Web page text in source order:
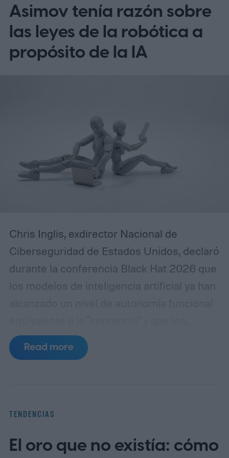
Asimov tenía razón sobre
las leyes de la robótica a
propósito de la IA
Chris Inglis, exdirector Nacional de
Ciberseguridad de Estados Unidos, declaró
durante la conferencia Black Hat 2026 que
los modelos de inteligencia artificial ya han
desarrolladores deben adoptar
urgentemente las tres leyes de la robótica
cuyas normas fueron diseñadas
Read more
TENDENCIAS
El oro que no existía: cómo